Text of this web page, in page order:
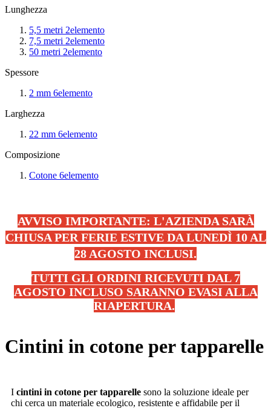
Lunghezza
5,5 metri 2elemento
7,5 metri 2elemento
50 metri 2elemento
Spessore
2 mm 6elemento
Larghezza
22 mm 6elemento
Composizione
Cotone 6elemento
AVVISO IMPORTANTE: L'AZIENDA SARÀ
CHIUSA PER FERIE ESTIVE DA LUNEDÌ 10 AL
28 AGOSTO INCLUSI.
TUTTI GLI ORDINI RICEVUTI DAL 7
AGOSTO INCLUSO SARANNO EVASI ALLA
RIAPERTURA.
Cintini in cotone per tapparelle
I cintini in cotone per tapparelle sono la soluzione ideale per
chi cerca un materiale ecologico, resistente e affidabile per il